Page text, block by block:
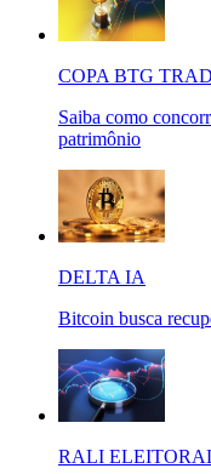
COPA BTG
Saiba como
patrimônio
DELTA IA
Bitcoin busca
RALI